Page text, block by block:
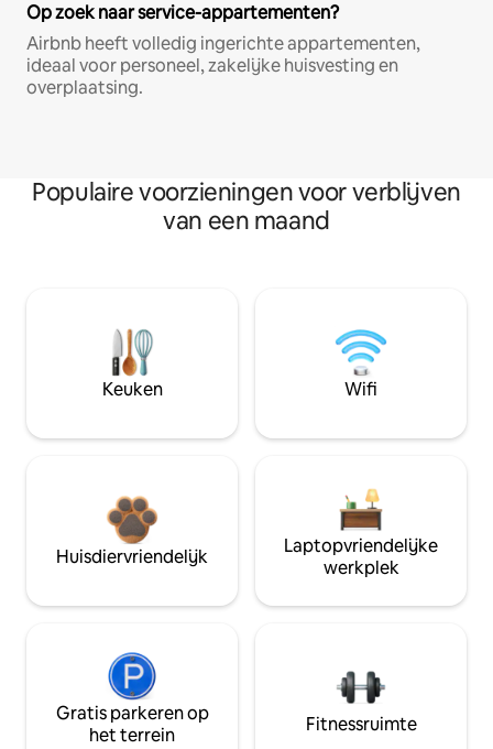
Op zoek naar service-appartementen?
Airbnb heeft volledig ingerichte appartementen,
ideaal voor personeel, zakelijke huisvesting en
overplaatsing.
Populaire voorzieningen voor verblijven
van een maand
Keuken Wifi
Huisdiervriendelijk
Laptopvriendelijke
werkplek
Gratis parkeren op
het terrein
Fitnessruimte